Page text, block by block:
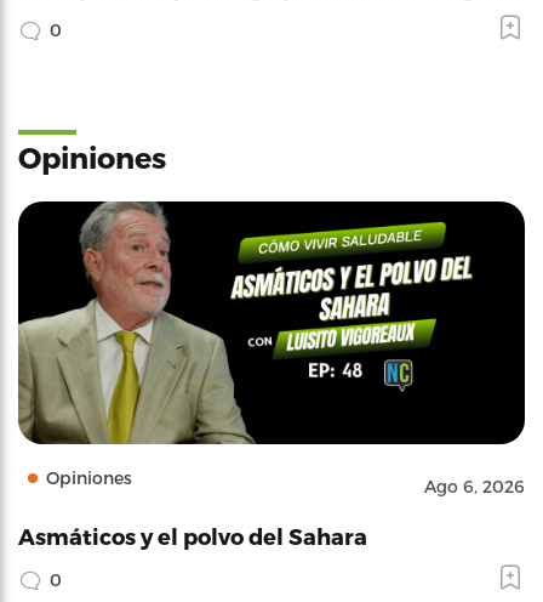
0
Opiniones
Opiniones Ago 6, 2026
Asmáticos y el polvo del Sahara
0